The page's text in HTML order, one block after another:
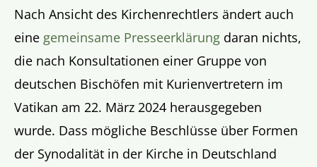
Nach Ansicht des Kirchenrechtlers ändert auch
eine gemeinsame Presseerklärung daran nichts,
die nach Konsultationen einer Gruppe von
deutschen Bischöfen mit Kurienvertretern im
Vatikan am 22. März 2024 herausgegeben
wurde. Dass mögliche Beschlüsse über Formen
der Synodalität in der Kirche in Deutschland